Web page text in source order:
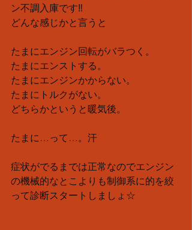
ン不調入庫です‼︎
どんな感じかと言うと
たまにエンジン回転がバラつく。
たまにエンストする。
たまにエンジンかからない。
たまにトルクがない。
どちらかというと暖気後。
たまに…って…。汗
症状がでるまでは正常なのでエンジン
の機械的なとこよりも制御系に的を絞
って診断スタートしましょ☆